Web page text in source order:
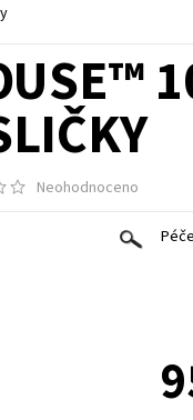
Neohodnoceno